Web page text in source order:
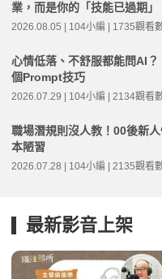
業，而是你的「技能已過期」
2026.08.05 | 104小編 | 1735觀看
心情低落、不舒服都能問AI
個Prompt技巧
2026.07.29 | 104小編 | 2134觀看
職場潛規則沒人教！00後新
本陋習
2026.07.28 | 104小編 | 2135觀看
最新影音上架